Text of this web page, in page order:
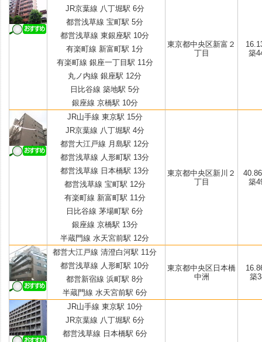
JR京葉線 八丁堀駅 6分
都営浅草線 宝町駅 5分
都営浅草線 東銀座駅 10分
有楽町線 新富町駅 1分
有楽町線 銀座一丁目駅 11分
丸ノ内線 銀座駅 12分
日比谷線 築地駅 5分
銀座線 京橋駅 10分
東京都中央区新富２
丁目
築
JR山手線 東京駅 15分
JR京葉線 八丁堀駅 4分
都営大江戸線 月島駅 12分
都営浅草線 人形町駅 13分
都営浅草線 日本橋駅 13分
都営浅草線 宝町駅 12分
有楽町線 新富町駅 11分
日比谷線 茅場町駅 6分
銀座線 京橋駅 13分
半蔵門線 水天宮前駅 12分
東京都中央区新川２
丁目
築
都営大江戸線 清澄白河駅 11分
都営浅草線 人形町駅 10分
都営新宿線 浜町駅 8分
半蔵門線 水天宮前駅 6分
東京都中央区日本橋
中洲
築
JR山手線 東京駅 10分
JR京葉線 八丁堀駅 6分
都営浅草線 日本橋駅 6分